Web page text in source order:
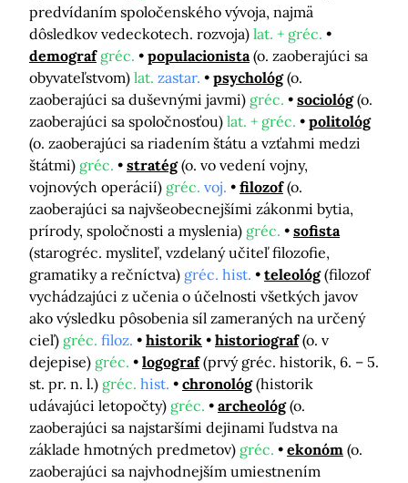
predvídaním spoločenského vývoja, najmä
dôsledkov vedeckotech. rozvoja) lat. + gréc.
demograf gréc. populacionista (o. zaoberajúci sa
obyvateľstvom) lat. zastar. psychológ (o.
zaoberajúci sa duševnými javmi) gréc. sociológ (o.
zaoberajúci sa spoločnosťou) lat. + gréc.
politológ
(o. zaoberajúci sa riadením štátu a vzťahmi medzi
štátmi) gréc. stratég (o. vo vedení vojny,
vojnových operácií) gréc. voj. filozof (o.
zaoberajúci sa najvšeobecnejšími zákonmi bytia,
prírody, spoločnosti a myslenia) gréc.
sofista
(starogréc. mysliteľ, vzdelaný učiteľ filozofie,
gramatiky a rečníctva) gréc. hist. teleológ (filozof
vychádzajúci z učenia o účelnosti všetkých javov
ako výsledku pôsobenia síl zameraných na určený
cieľ) gréc. filoz. historik historiograf (o. v
dejepise) gréc. logograf (prvý gréc. historik, 6. – 5.
st. pr. n. l.) gréc. hist. chronológ (historik
udávajúci letopočty) gréc. archeológ (o.
zaoberajúci sa najstaršími dejinami ľudstva na
základe hmotných predmetov) gréc. ekonóm (o.
zaoberajúci sa najvhodnejším umiestnením